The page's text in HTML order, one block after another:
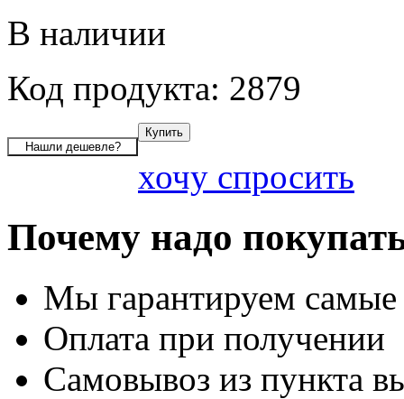
В наличии
Код продукта: 2879
хочу спросить
Почему надо
Мы гарантируем
Оплата при получении
Самовывоз из пункта